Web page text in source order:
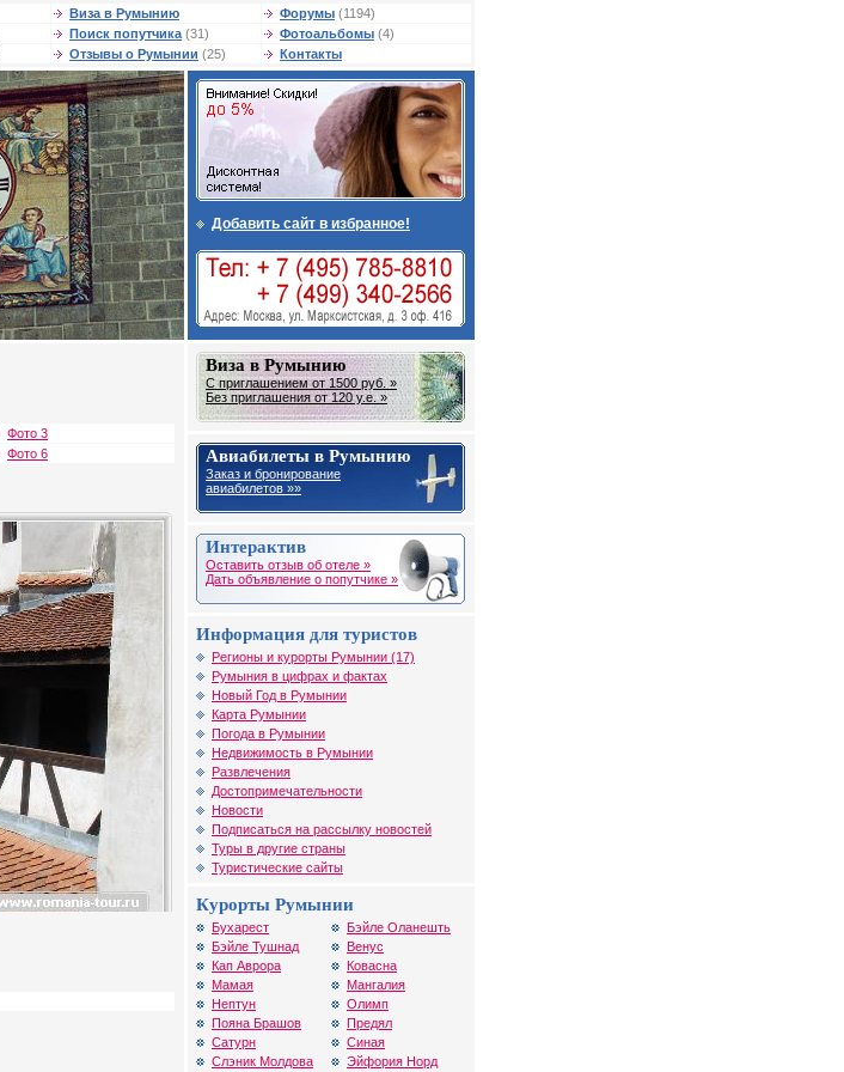
Виза в Румынию Форумы (1194)
Поиск попутчика (31) Фотоальбомы (4)
Отзывы о Румынии (25) Контакты
Добавить сайт в избранное!
Фото 3
Фото 6
Виза в Румынию
С приглашением от 1500 руб. »
Без приглашения от 120 у.е. »
Авиабилеты в Румынию
Заказ и бронирование
авиабилетов »»
Интерактив
Оставить отзыв об отеле »
Дать объявление о попутчике »
Информация для туристов
Регионы и курорты Румынии (17)
Румыния в цифрах и фактах
Новый Год в Румынии
Карта Румынии
Погода в Румынии
Недвижимость в Румынии
Развлечения
Достопримечательности
Новости
Подписаться на рассылку новостей
Туры в другие страны
Туристические сайты
Курорты Румынии
Бухарест
Бэйле Тушнад
Кап Аврора
Мамая
Нептун
Пояна Брашов
Сатурн
Слэник Молдова
Бэйле Оланешть
Венус
Ковасна
Мангалия
Олимп
Предял
Синая
Эйфория Норд